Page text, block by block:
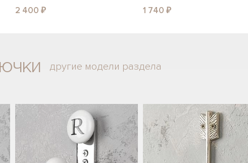
2 400 ₽ 1 740 ₽
другие модели раздела